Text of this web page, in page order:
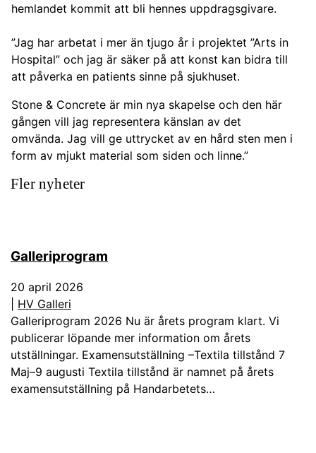
hemlandet kommit att bli hennes uppdragsgivare.
”Jag har arbetat i mer än tjugo år i projektet ”Arts in
Hospital” och jag är säker på att konst kan bidra till
att påverka en patients sinne på sjukhuset.
Stone & Concrete är min nya skapelse och den här
gången vill jag representera känslan av det
omvända. Jag vill ge uttrycket av en hård sten men i
form av mjukt material som siden och linne.”
Fler nyheter
Galleriprogram
20 april 2026
HV Galleri
Galleriprogram 2026 Nu är årets program klart. Vi
publicerar löpande mer information om årets
utställningar. Examensutställning –Textila tillstånd 7
Maj–9 augusti Textila tillstånd är namnet på årets
examensutställning på Handarbetets…